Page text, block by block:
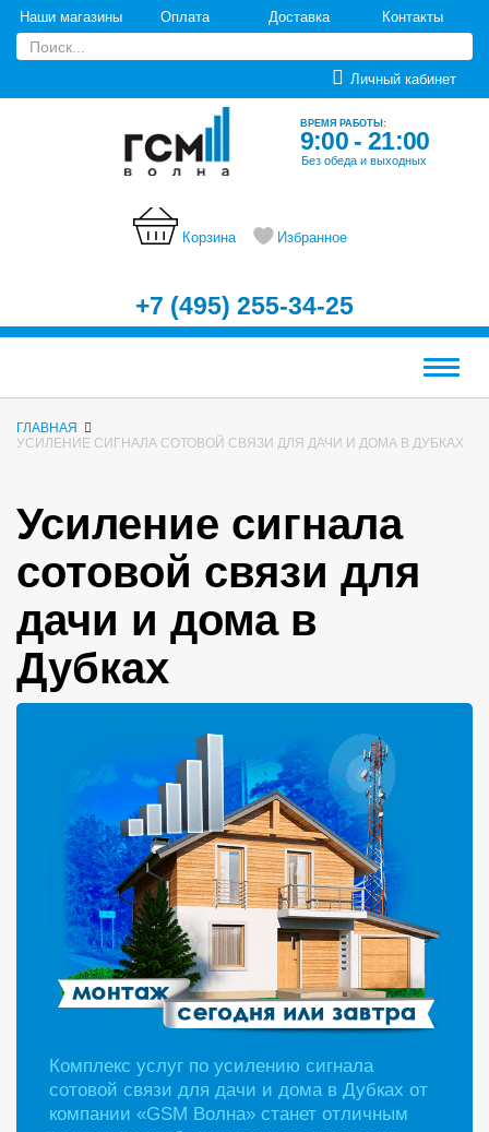
Наши магазины Оплата Доставка Контакты
Личный кабинет
ВРЕМЯ РАБОТЫ:
9:00 - 21:00
Без обеда и выходных
Корзина Избранное
+7 (495) 255-34-25
Меню
ГЛАВНАЯ
УСИЛЕНИЕ СИГНАЛА СОТОВОЙ СВЯЗИ ДЛЯ ДАЧИ И ДОМА В ДУБКАХ
Усиление сигнала
сотовой связи для
дачи и дома в
Дубках
Комплекс услуг по усилению сигнала
сотовой связи для дачи и дома в Дубках от
компании «GSM Волна» станет отличным